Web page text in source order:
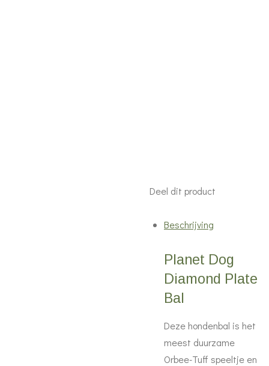
Deel dit product
Beschrijving
Planet Dog
Diamond Plate
Bal
Deze hondenbal is het
meest duurzame
Orbee-Tuff speeltje en